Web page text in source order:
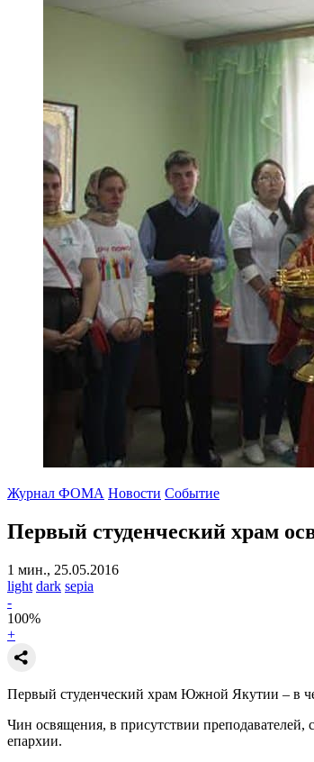
Журнал ФОМА Новости Событие
Первый студенческий храм
1 мин., 25.05.2016
light dark sepia
-
100%
+
Первый студенческий храм Южной Якутии – в
Чин освящения, в присутствии преподавателей,
епархии.